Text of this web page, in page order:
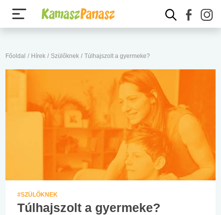
Főoldal / Hírek / Szülőknek / Túlhajszolt a gyermeke?
#SZÜLŐKNEK
Túlhajszolt a gyermeke?